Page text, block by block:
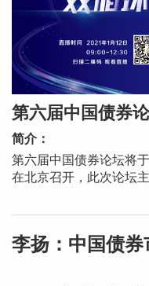
第六届中国债券
简介：
第六届中国债券论坛将
在北京召开，此次论坛主
李扬：中国债